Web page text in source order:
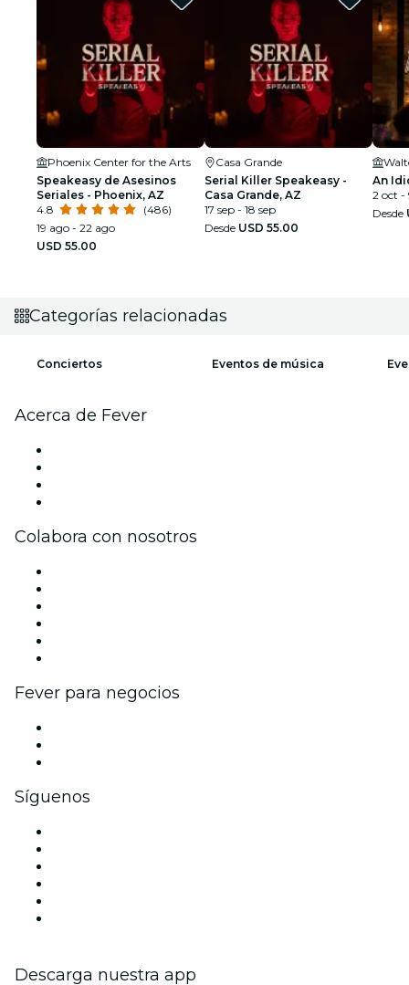
Phoenix Center for the Arts
Speakeasy de Asesinos
Seriales - Phoenix, AZ
4.8
(486)
19 ago - 22 ago
USD 55.00
Casa Grande
Serial Killer Speakeasy -
Casa Grande, AZ
17 sep - 18 sep
Desde USD 55.00
An
2 oct -
Desde
Categorías relacionadas
Conciertos Eventos de música
Acerca de Fever
Colabora con nosotros
Fever para negocios
Síguenos
Descarga nuestra app